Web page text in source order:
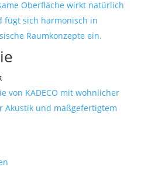
von KADECO mit wohnlicher
Akustik und maßgefertigtem